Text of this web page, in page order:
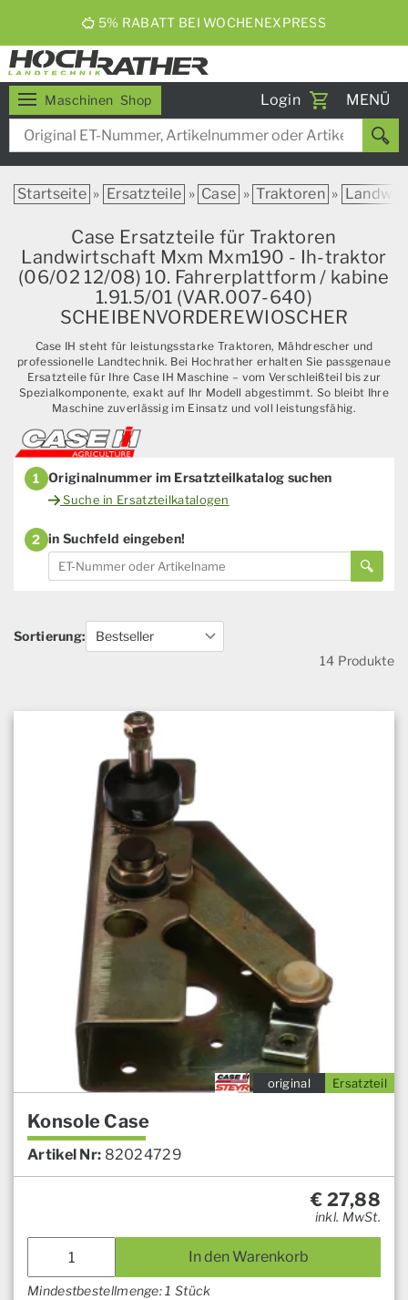
5% RABATT BEI WOCHENEXPRESS
Maschinen Shop Login
Toggle
MENÜ
Startseite » Ersatzteile » Case » Traktoren »
Case Ersatzteile für Traktoren
Landwirtschaft Mxm Mxm190 - Ih-traktor
(06/02 12/08) 10. Fahrerplattform / kabine
1.91.5/01 (VAR.007-640)
SCHEIBENVORDEREWIOSCHER
Case IH steht für leistungsstarke Traktoren, Mähdrescher und
professionelle Landtechnik. Bei Hochrather erhalten Sie passgenaue
Ersatzteile für Ihre Case IH Maschine – vom Verschleißteil bis zur
Spezialkomponente, exakt auf Ihr Modell abgestimmt. So bleibt Ihre
Maschine zuverlässig im Einsatz und voll leistungsfähig.
1 Originalnummer im Ersatzteilkatalog suchen
Suche in Ersatzteilkatalogen
2 in Suchfeld eingeben!
Sortierung:
14 Produkte
Ersatzteil
original
Konsole Case
Artikel Nr: 82024729
€ 27,88
inkl. MwSt.
In den Warenkorb
Mindestbestellmenge: 1 Stück